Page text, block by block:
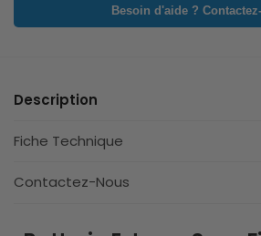
Besoin d'aide ?
Description
Fiche Technique
Contactez-Nous